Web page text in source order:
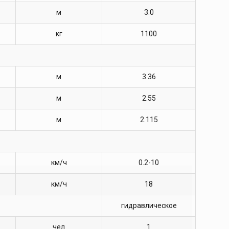
м 3.0
кг 1100
м 3.36
м 2.55
м 2.115
км/ч 0.2-10
км/ч 18
гидравлическое
чел 1